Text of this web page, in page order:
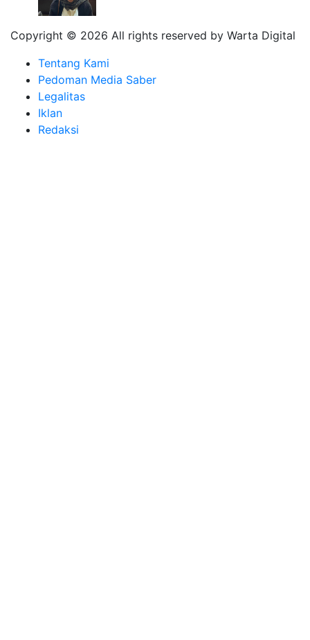
Copyright © 2026 All rights reserved by Warta Digital
Tentang Kami
Pedoman Media Saber
Legalitas
Iklan
Redaksi